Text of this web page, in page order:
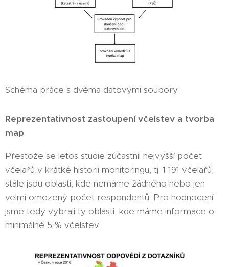
Schéma práce s dvěma datovými soubory
Reprezentativnost zastoupení včelstev a tvorba
map
Přestože se letos studie zúčastnil nejvyšší počet
včelařů v krátké historii monitoringu, tj. 1 191 včelařů,
stále jsou oblasti, kde nemáme žádného nebo jen
velmi omezený počet respondentů. Pro hodnocení
jsme tedy vybrali ty oblasti, kde máme informace o
minimálně 5 % včelstev.